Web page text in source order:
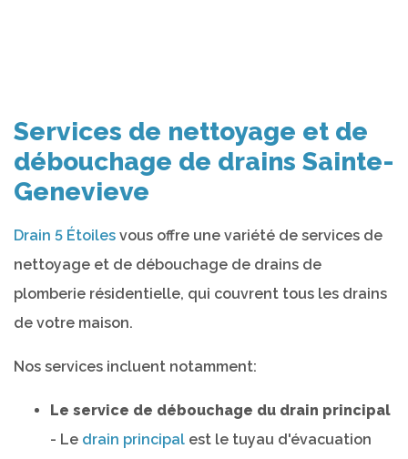
Services de nettoyage et de
débouchage de drains Sainte-
Genevieve
Drain 5 Étoiles vous offre une variété de services de
nettoyage et de débouchage de drains de
plomberie résidentielle, qui couvrent tous les drains
de votre maison.
Nos services incluent notamment:
Le service de débouchage du drain principal
- Le drain principal est le tuyau d'évacuation